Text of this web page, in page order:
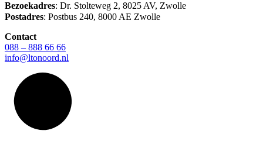
Bezoekadres: Dr. Stolteweg 2, 8025 AV, Zwolle
Postadres: Postbus 240, 8000 AE Zwolle
Contact
088 – 888 66 66
info@ltonoord.nl